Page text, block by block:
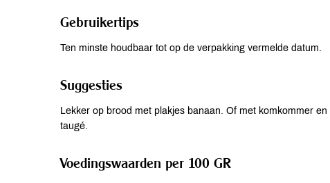
Gebruikertips
Ten minste houdbaar tot op de verpakking vermelde datum.
Suggesties
Lekker op brood met plakjes banaan. Of met komkommer
taugé.
Voedingswaarden per 100 GR